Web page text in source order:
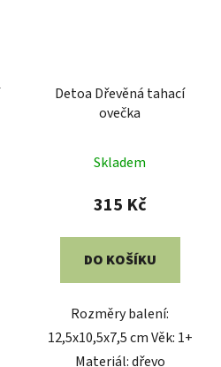
Detoa Dřevěná tahací
ovečka
hodnocení
produktu
5,0
z
hvězdiček.
Skladem
315 Kč
DO KOŠÍKU
Rozměry balení:
12,5x10,5x7,5 cm Věk: 1+
Materiál: dřevo